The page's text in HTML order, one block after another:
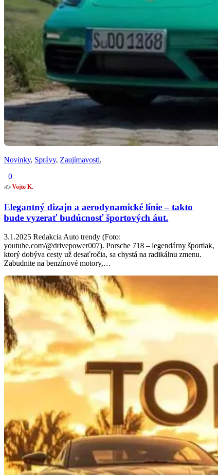
Novinky, Správy, Zaujímavosti,
0
✍️ Vojto K.
Elegantný dizajn a aerodynamické línie – takto
bude vyzerať budúcnosť športových áut.
3.1.2025 Redakcia Auto trendy (Foto:
youtube.com/@drivepower007). Porsche 718 – legendárny športiak,
ktorý dobýva cesty už desaťročia, sa chystá na radikálnu zmenu.
Zabudnite na benzínové motory,…